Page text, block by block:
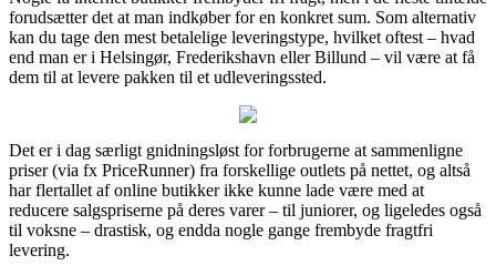
forudsætter det at man indkøber for en konkret sum. Som alternativ
kan du tage den mest betalelige leveringstype, hvilket oftest – hvad
end man er i Helsingør, Frederikshavn eller Billund – vil være at få
dem til at levere pakken til et udleveringssted.
Det er i dag særligt gnidningsløst for forbrugerne at sammenligne
priser (via fx PriceRunner) fra forskellige outlets på nettet, og altså
har flertallet af online butikker ikke kunne lade være med at
reducere salgspriserne på deres varer – til juniorer, og ligeledes også
til voksne – drastisk, og endda nogle gange frembyde fragtfri
levering.